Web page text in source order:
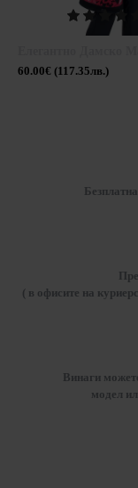
60.00€ (117.35лв.)
( в офисите на
Винаги
модел